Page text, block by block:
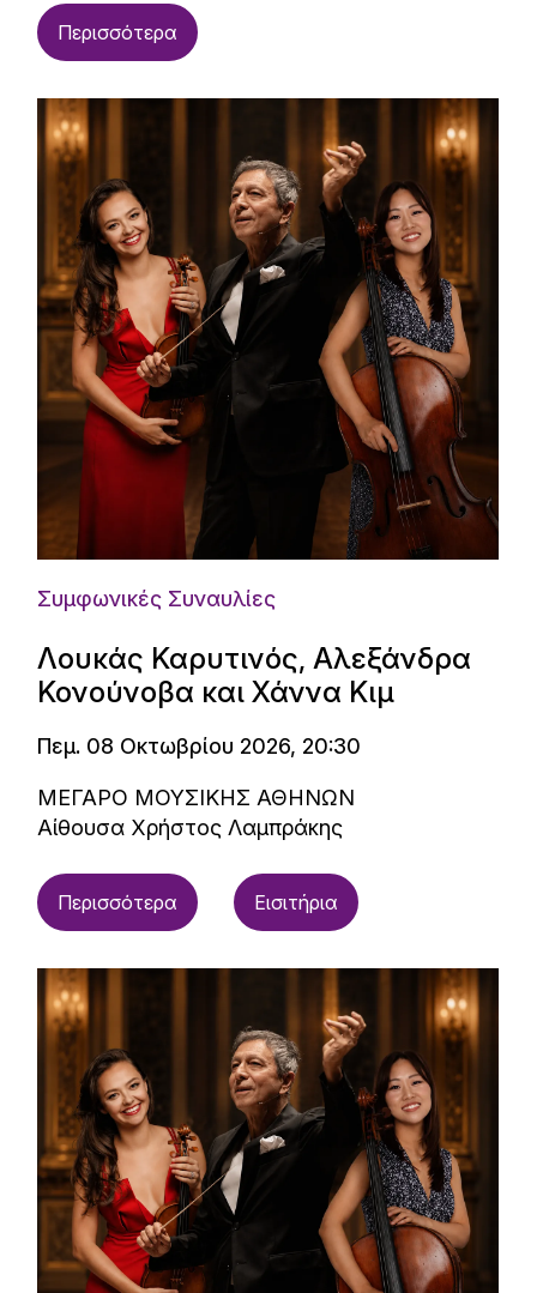
Περισσότερα
Συμφωνικές Συναυλίες
Λουκάς Καρυτινός, Αλεξάνδρα
Κονούνοβα και Χάννα Κιμ
Πεμ. 08 Οκτωβρίου 2026, 20:30
ΜΕΓΑΡΟ ΜΟΥΣΙΚΗΣ ΑΘΗΝΩΝ
Αίθουσα Χρήστος Λαμπράκης
Περισσότερα Εισιτήρια